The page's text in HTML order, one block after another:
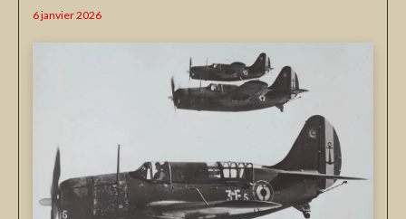
6 janvier 2026